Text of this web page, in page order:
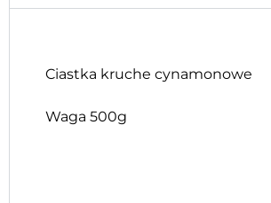
Ciastka kruche cynamonowe
Waga 500g